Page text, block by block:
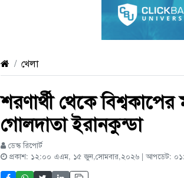
খেলা
শরণার্থী থেকে বিশ্বকাপের
গোলদাতা ইরানকুন্ডা
ডেস্ক রিপোর্ট
প্রকাশ: ১২:০০ এএম, ১৫ জুন,সোমবার,২০২৬ | আপডেট: